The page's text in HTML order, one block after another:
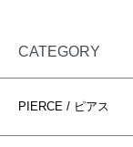
CATEGORY
PIERCE / ピアス